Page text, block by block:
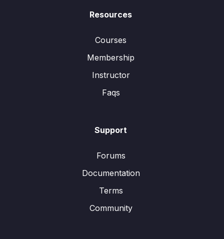
Resources
Courses
Membership
Instructor
Faqs
Support
Forums
Documentation
Terms
Community